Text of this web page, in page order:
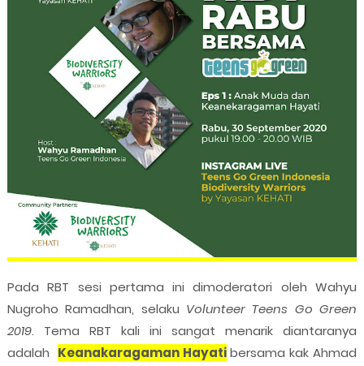
Pada RBT sesi pertama ini dimoderatori oleh Wahyu
Nugroho Ramadhan, selaku Volunteer Teens Go Green
2019. Tema RBT kali ini sangat menarik diantaranya
adalah Keanakaragaman Hayatibersama kak Ahmad